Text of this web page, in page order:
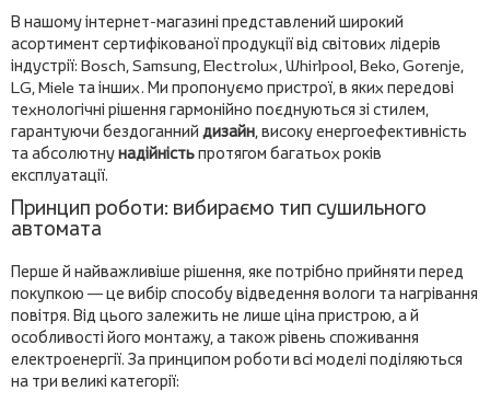
В нашому інтернет-магазині представлений широкий
асортимент сертифікованої продукції від світових лідерів
індустрії: Bosch, Samsung, Electrolux, Whirlpool, Beko, Gorenje,
LG, Miele та інших. Ми пропонуємо пристрої, в яких передові
технологічні рішення гармонійно поєднуються зі стилем,
гарантуючи бездоганний дизайн, високу енергоефективність
та абсолютнунадійністьпротягом багатьох років
експлуатації.
Принцип роботи: вибираємо тип сушильного
автомата
Перше й найважливіше рішення, яке потрібно прийняти перед
покупкою — це вибір способу відведення вологи та нагрівання
повітря. Від цього залежить не лише ціна пристрою, а й
особливості його монтажу, а також рівень споживання
електроенергії. За принципом роботи всі моделі поділяються
на три великі категорії: